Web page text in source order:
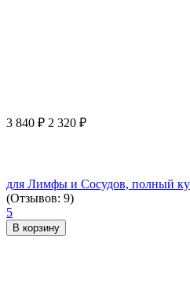
3 840 ₽ 2 320 ₽
для Лимфы и Сосудов, полный
(Отзывов: 9)
5
В корзину